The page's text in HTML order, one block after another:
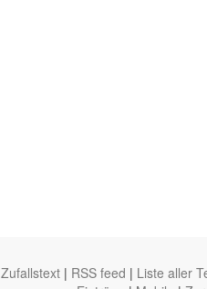
Zufallstext | RSS feed | Liste aller